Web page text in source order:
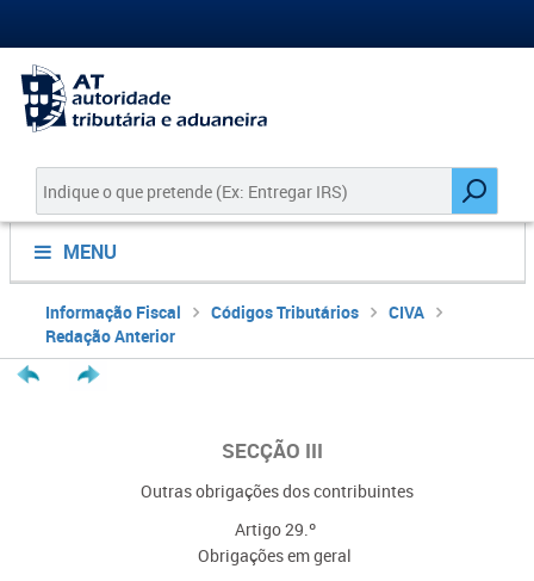
MENU
Informação Fiscal Códigos Tributários
CIVA
Redação Anterior
SECÇÃO III
Outras obrigações dos contribuintes
Artigo 29.º
Obrigações em geral